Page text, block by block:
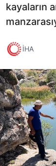
kayaların
İHA